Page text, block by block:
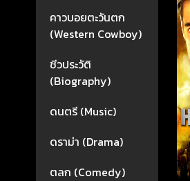
คาวบอยตะวันตก
(Western Cowboy)
ชีวประวัติ
(Biography)
ดนตรี (Music)
ดราม่า (Drama)
ตลก (Comedy)